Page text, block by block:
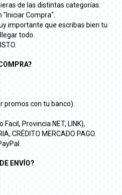
de las distintas categorías.
Compra".
importante que escribas bien tu
todo.
promos con tu banco).
Facil, Provincia NET, LINK),
CRÉDITO MERCADO PAGO.
ENVÍO?